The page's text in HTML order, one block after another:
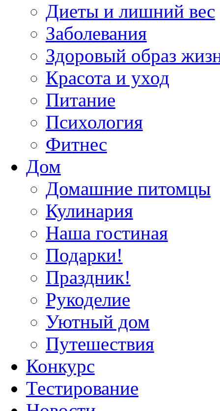
Диеты и лишний вес
Заболевания
Здоровый образ
Красота и уход
Питание
Психология
Фитнес
Дом
Домашние питомцы
Кулинария
Наша гостиная
Подарки!
Праздник!
Рукоделие
Уютный дом
Путешествия
Конкурс
Тестирование